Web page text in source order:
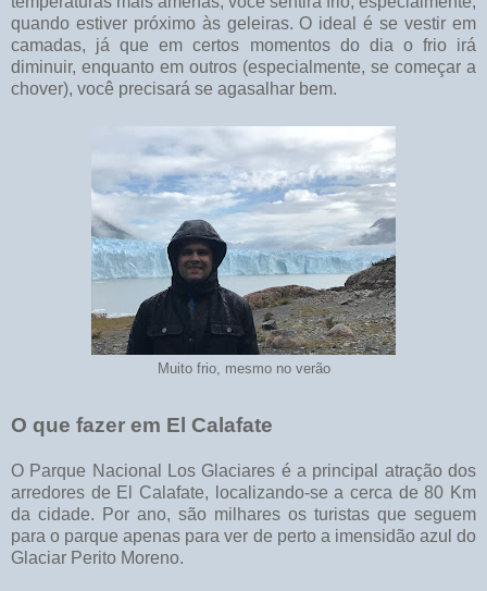
quando estiver próximo às geleiras. O ideal é se vestir em
camadas, já que em certos momentos do dia o frio irá
diminuir, enquanto em outros (especialmente, se começar a
chover), você precisará se agasalhar bem.
Muito frio, mesmo no verão
O que fazer em El Calafate
O Parque Nacional Los Glaciares é a principal atração dos
arredores de El Calafate, localizando-se a cerca de 80 Km
da cidade. Por ano, são milhares os turistas que seguem
para o parque apenas para ver de perto a imensidão azul do
Glaciar Perito Moreno.